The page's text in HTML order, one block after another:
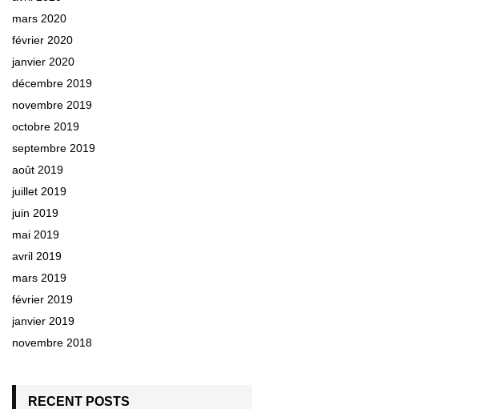
mars 2020
février 2020
janvier 2020
décembre 2019
novembre 2019
octobre 2019
septembre 2019
août 2019
juillet 2019
juin 2019
mai 2019
avril 2019
mars 2019
février 2019
janvier 2019
novembre 2018
RECENT POSTS